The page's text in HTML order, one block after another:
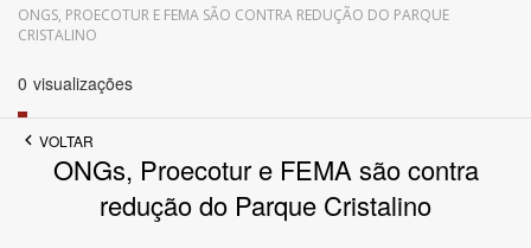
ONGS, PROECOTUR E FEMA SÃO CONTRA REDUÇÃO DO PARQUE
CRISTALINO
0 visualizações
VOLTAR
ONGs, Proecotur e FEMA são contra
redução do Parque Cristalino